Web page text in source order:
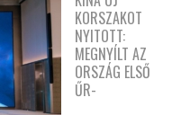
KORSZAKOT
NYITOTT:
MEGNYÍLT AZ
ORSZÁG ELSŐ
ŰR-